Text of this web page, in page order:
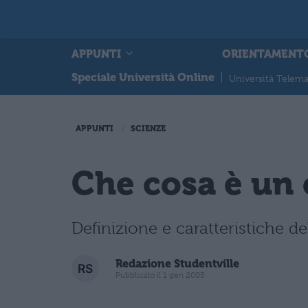
APPUNTI
Speciale Università Online
Università
APPUNTI SCIENZE
Che cosa è
Definizione e caratteristiche
Redazione Studentville
Pubblicato il 1 gen 2005